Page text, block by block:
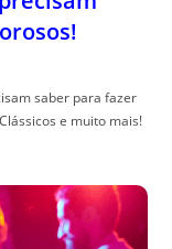
saber para fazer
e muito mais!